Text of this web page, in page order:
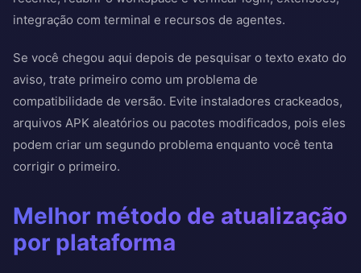
integração com terminal e recursos de agentes.
Se você chegou aqui depois de pesquisar o texto exato do
aviso, trate primeiro como um problema de
compatibilidade de versão. Evite instaladores crackeados,
arquivos APK aleatórios ou pacotes modificados, pois eles
podem criar um segundo problema enquanto você tenta
corrigir o primeiro.
Melhor método de atualização
por plataforma